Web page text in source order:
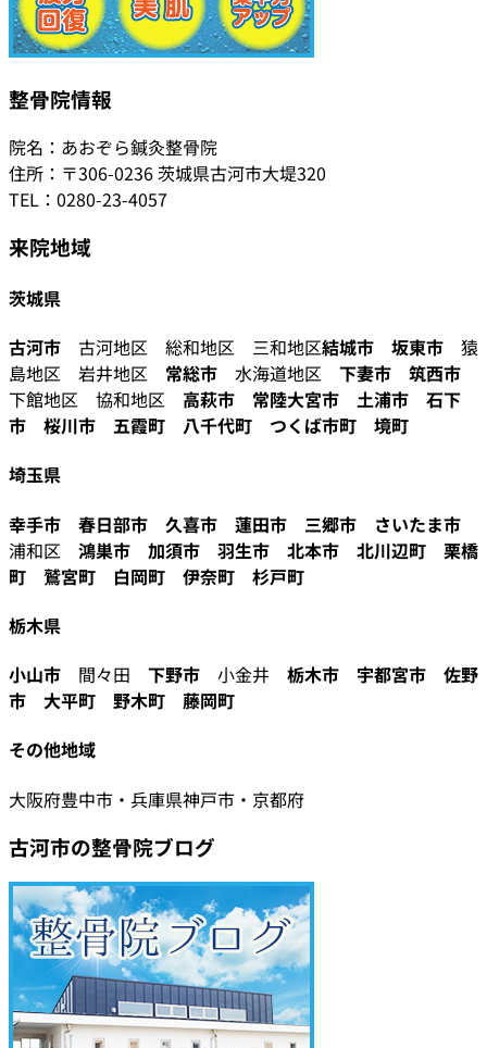
整骨院情報
院名：あおぞら鍼灸整骨院
住所：〒306-0236 茨城県古河市大堤320
TEL：0280-23-4057
来院地域
茨城県
古河市 古河地区 総和地区 三和地区結城市 坂東市 猿
島地区 岩井地区 常総市 水海道地区 下妻市
筑西市
下館地区 協和地区 高萩市 常陸大宮市 土浦市
石下
市
桜川市 五霞町 八千代町 つくば市町
境町
埼玉県
幸手市
春日部市 久喜市 蓮田市 三郷市
さいたま市
浦和区 鴻巣市 加須市 羽生市 北本市 北川辺町
栗橋
町
鷲宮町 白岡町 伊奈町
杉戸町
栃木県
小山市 間々田 下野市 小金井 栃木市 宇都宮市
佐野
市
大平町 野木町
藤岡町
その他地域
大阪府豊中市・兵庫県神戸市・京都府
古河市の整骨院ブログ